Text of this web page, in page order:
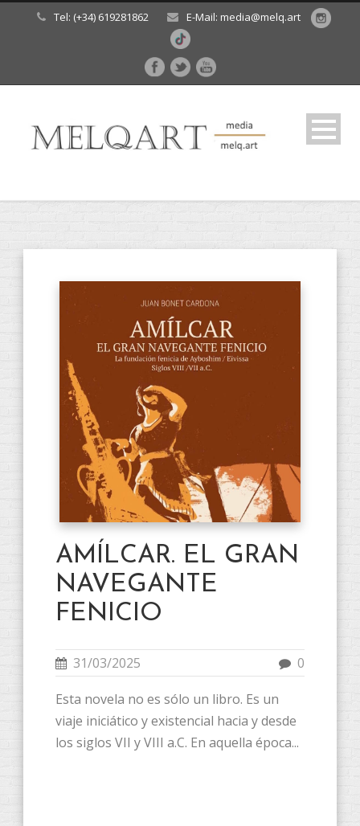
Tel: (+34) 619281862 E-Mail: media@melq.art
AMÍLCAR. EL GRAN
NAVEGANTE
FENICIO
31/03/2025 0
Esta novela no es sólo un libro. Es un
viaje iniciático y existencial hacia y desde
los siglos VII y VIII a.C. En aquella época...